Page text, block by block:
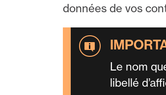
données de vos
Le nom
libellé